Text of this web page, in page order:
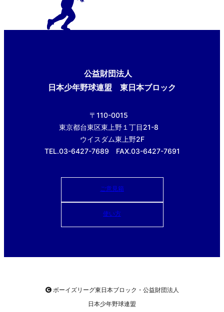
公益財団法人
日本少年野球連盟 東日本ブロック
〒110-0015
東京都台東区東上野１丁目21-8
ウイスダム東上野2F
TEL.03-6427-7689 FAX.03-6427-7691
ご意見箱
使い方
ボーイズリーグ東日本ブロック・公益財団法人
日本少年野球連盟